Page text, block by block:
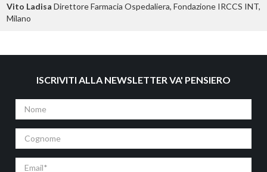
Vito Ladisa Direttore Farmacia Ospedaliera, Fondazione IRCCS INT,
Milano
ISCRIVITI ALLA NEWSLETTER VA' PENSIERO
Nome
Cognome
Email